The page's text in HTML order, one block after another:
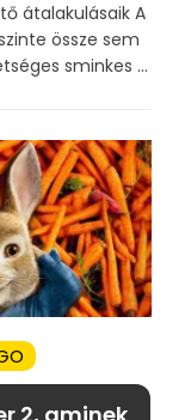
átalakulásaik A
össze sem
sminkes ...